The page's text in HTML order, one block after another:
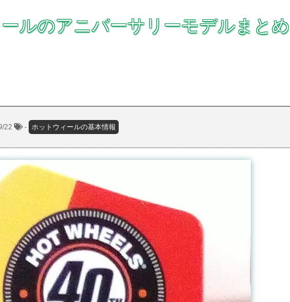
ルのアニバーサリーモデルまとめ
22 - ホットウィールの基本情報